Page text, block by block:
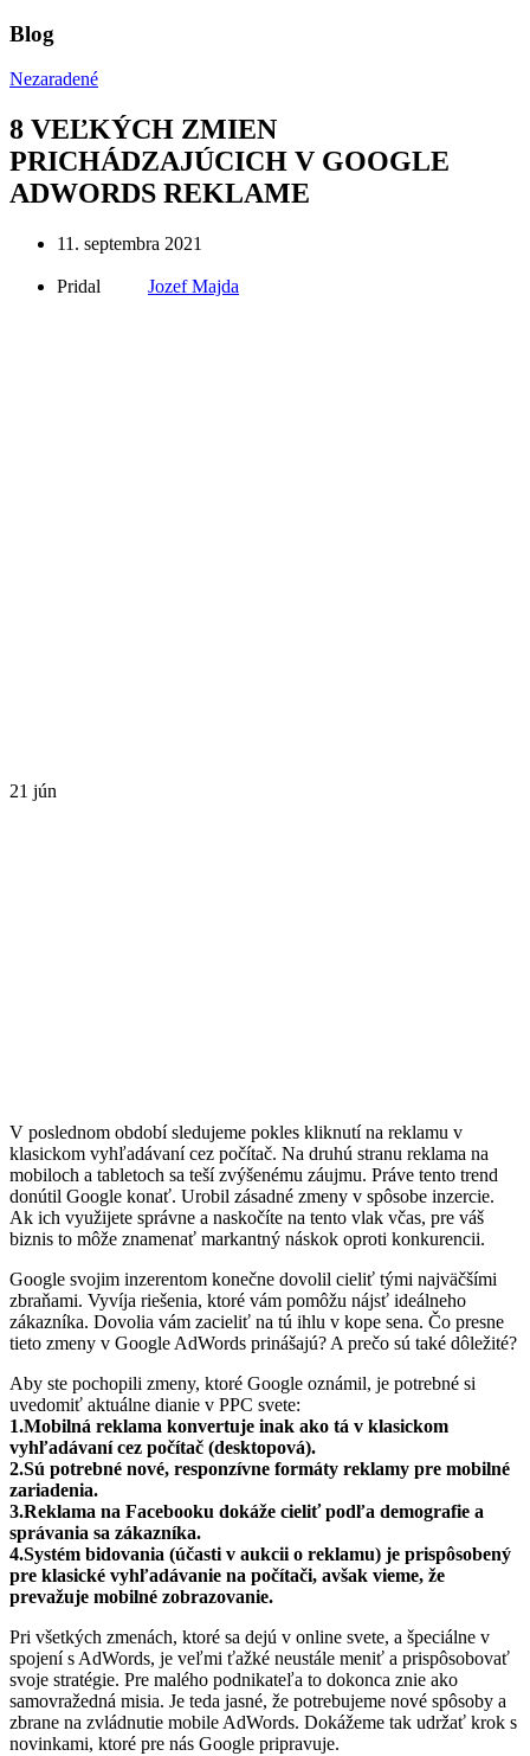
Blog
Nezaradené
8 VEĽKÝCH ZMIEN
PRICHÁDZAJÚCICH V GOOGLE
ADWORDS REKLAME
11. septembra 2021
Pridal Jozef Majda
21 jún
V poslednom období sledujeme pokles kliknutí na reklamu v
klasickom vyhľadávaní cez počítač. Na druhú stranu reklama na
mobiloch a tabletoch sa teší zvýšenému záujmu. Práve tento trend
donútil Google konať. Urobil zásadné zmeny v spôsobe inzercie.
Ak ich využijete správne a naskočíte na tento vlak včas, pre váš
biznis to môže znamenať markantný náskok oproti konkurencii.
Google svojim inzerentom konečne dovolil cieliť tými najväčšími
zbraňami. Vyvíja riešenia, ktoré vám pomôžu nájsť ideálneho
zákazníka. Dovolia vám zacieliť na tú ihlu v kope sena. Čo presne
tieto zmeny v Google AdWords prinášajú? A prečo sú také dôležité?
Aby ste pochopili zmeny, ktoré Google oznámil, je potrebné si
uvedomiť aktuálne dianie v PPC svete:
1.Mobilná reklama konvertuje inak ako tá v klasickom
vyhľadávaní cez počítač (desktopová).
2.Sú potrebné nové, responzívne formáty reklamy pre mobilné
zariadenia.
3.Reklama na Facebooku dokáže cieliť podľa demografie a
správania sa zákazníka.
4.Systém bidovania (účasti v aukcii o reklamu) je prispôsobený
pre klasické vyhľadávanie na počítači, avšak vieme, že
prevažuje mobilné zobrazovanie.
Pri všetkých zmenách, ktoré sa dejú v online svete, a špeciálne v
spojení s AdWords, je veľmi ťažké neustále meniť a prispôsobovať
svoje stratégie. Pre malého podnikateľa to dokonca znie ako
samovražedná misia. Je teda jasné, že potrebujeme nové spôsoby a
zbrane na zvládnutie mobile AdWords. Dokážeme tak udržať krok s
novinkami, ktoré pre nás Google pripravuje.